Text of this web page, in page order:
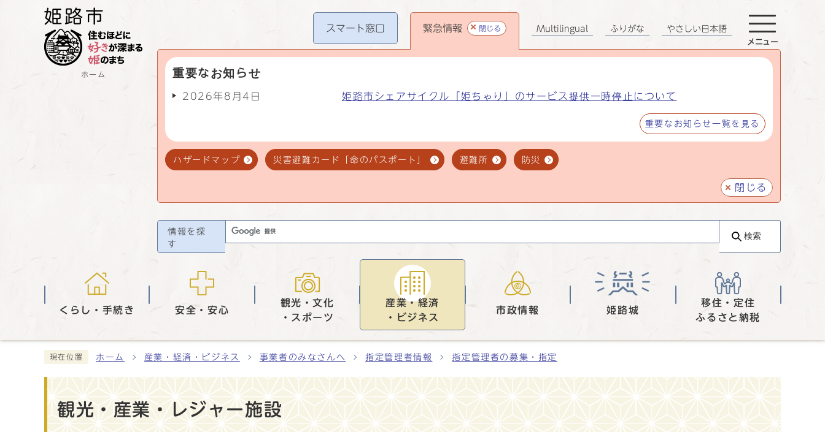
ホーム
スマート窓口 緊急情報 閉じる
重要なお知らせ
2026年8月4日 姫路市シェアサイクル「姫ちゃり」のサービス提供一時停止について
重要なお知らせ一覧を見る
ハザードマップ 災害避難カード「命のパスポート」 避難所 防災
閉じる
Multilingual ふりがな やさしい日本語
メニュー
情報を探
す
検索
くらし・手続き 安全・安心
観光・文化
・スポーツ
産業・経済
・ビジネス
市政情報 姫路城
移住・定住
ふるさと納税
現在位置 ホーム 産業・経済・ビジネス 事業者のみなさんへ 指定管理者情報 指定管理者の募集・指定
観光・産業・レジャー施設